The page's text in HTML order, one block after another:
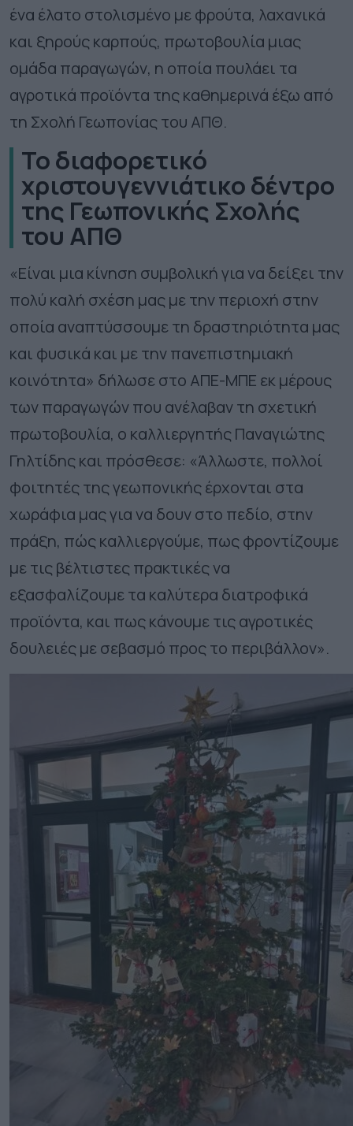
ένα έλατο στολισμένο με φρούτα, λαχανικά
και ξηρούς καρπούς, πρωτοβουλία μιας
ομάδα παραγωγών, η οποία πουλάει τα
αγροτικά προϊόντα της καθημερινά έξω από
τη Σχολή Γεωπονίας του ΑΠΘ.
Το διαφορετικό
χριστουγεννιάτικο δέντρο
της Γεωπονικής Σχολής
του ΑΠΘ
«Είναι μια κίνηση συμβολική για να δείξει την
πολύ καλή σχέση μας με την περιοχή στην
οποία αναπτύσσουμε τη δραστηριότητα μας
και φυσικά και με την πανεπιστημιακή
κοινότητα» δήλωσε στο ΑΠΕ-ΜΠΕ εκ μέρους
των παραγωγών που ανέλαβαν τη σχετική
πρωτοβουλία, ο καλλιεργητής Παναγιώτης
Γηλτίδης και πρόσθεσε: «Άλλωστε, πολλοί
φοιτητές της γεωπονικής έρχονται στα
χωράφια μας για να δουν στο πεδίο, στην
πράξη, πώς καλλιεργούμε, πως φροντίζουμε
με τις βέλτιστες πρακτικές να
εξασφαλίζουμε τα καλύτερα διατροφικά
προϊόντα, και πως κάνουμε τις αγροτικές
δουλειές με σεβασμό προς το περιβάλλον».